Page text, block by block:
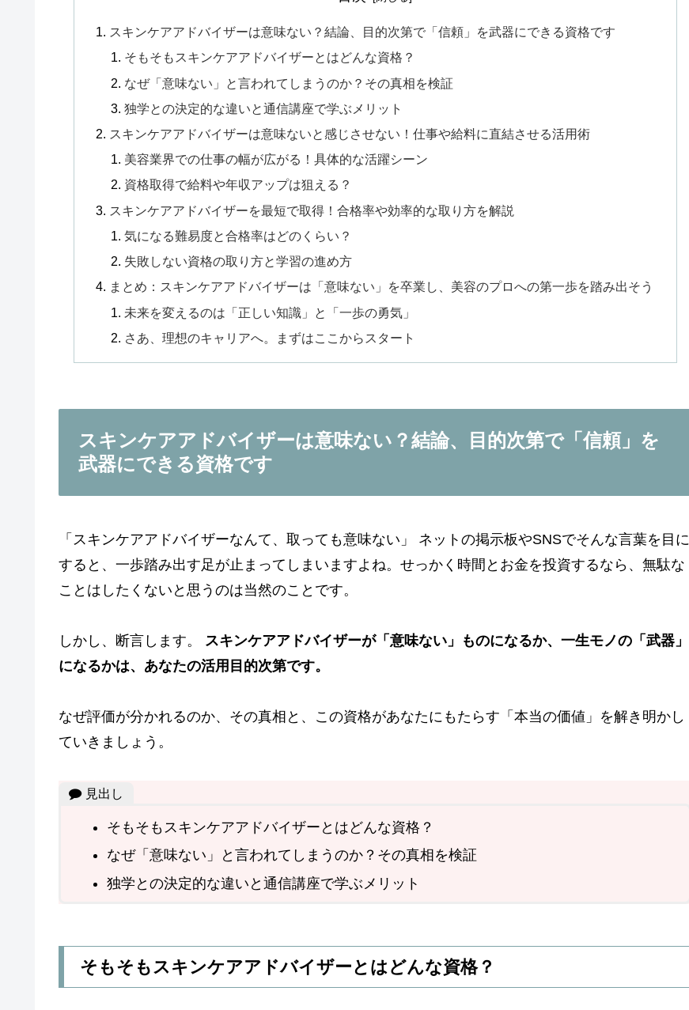
スキンケアアドバイザーは意味ない？結論、目的次第で「信頼」を武器にできる資格です
そもそもスキンケアアドバイザーとはどんな資格？
なぜ「意味ない」と言われてしまうのか？その真相を検証
独学との決定的な違いと通信講座で学ぶメリット
スキンケアアドバイザーは意味ないと感じさせない！仕事や給料に直結させる活用術
美容業界での仕事の幅が広がる！具体的な活躍シーン
資格取得で給料や年収アップは狙える？
スキンケアアドバイザーを最短で取得！合格率や効率的な取り方を解説
気になる難易度と合格率はどのくらい？
失敗しない資格の取り方と学習の進め方
まとめ：スキンケアアドバイザーは「意味ない」を卒業し、美容のプロへの第一歩を踏み出そう
未来を変えるのは「正しい知識」と「一歩の勇気」
さあ、理想のキャリアへ。まずはここからスタート
スキンケアアドバイザーは意味ない？結論、目的次第で「信頼」を
武器にできる資格です
「スキンケアアドバイザーなんて、取っても意味ない」 ネットの掲示板やSNSでそんな言葉を目に
すると、一歩踏み出す足が止まってしまいますよね。せっかく時間とお金を投資するなら、無駄な
ことはしたくないと思うのは当然のことです。
しかし、断言します。 スキンケアアドバイザーが「意味ない」ものになるか、一生モノの「武器」
になるかは、あなたの活用目的次第です。
なぜ評価が分かれるのか、その真相と、この資格があなたにもたらす「本当の価値」を解き明かし
ていきましょう。
見出し
そもそもスキンケアアドバイザーとはどんな資格？
なぜ「意味ない」と言われてしまうのか？その真相を検証
独学との決定的な違いと通信講座で学ぶメリット
そもそもスキンケアアドバイザーとはどんな資格？